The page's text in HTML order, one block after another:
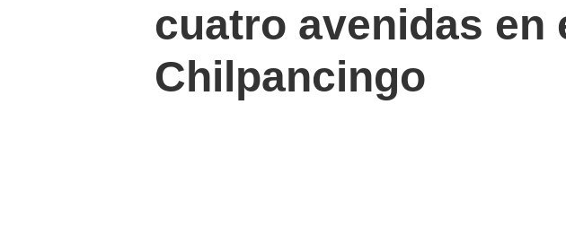
cuatro avenidas en
Chilpancingo